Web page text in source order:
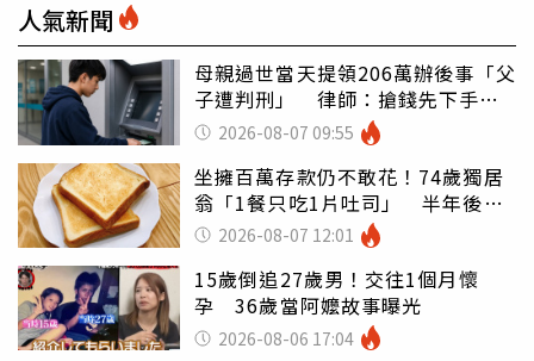
人氣新聞
母親過世當天提領206萬辦後事「父
子遭判刑」 律師：搶錢先下手是
罪 2026-08-07 09:55
坐擁百萬存款仍不敢花！74歲獨居
翁「1餐只吃1片吐司」 半年後暴
瘦嚇壞女兒
2026-08-07 12:01
15歲倒追27歲男！交往1個月懷
孕 36歲當阿嬤故事曝光
2026-08-06 17:04